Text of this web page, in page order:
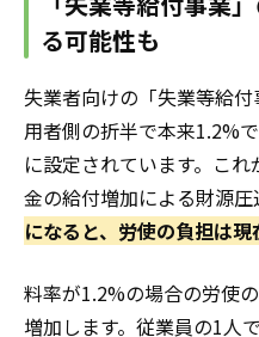
る可能性も
失業者向けの「失業等給
用者側の折半で本来1.2%
に設定されています。こ
金の給付増加による財源圧
になると、労使の負担は現
料率が1.2%の場合の労使
増加します。従業員の1人